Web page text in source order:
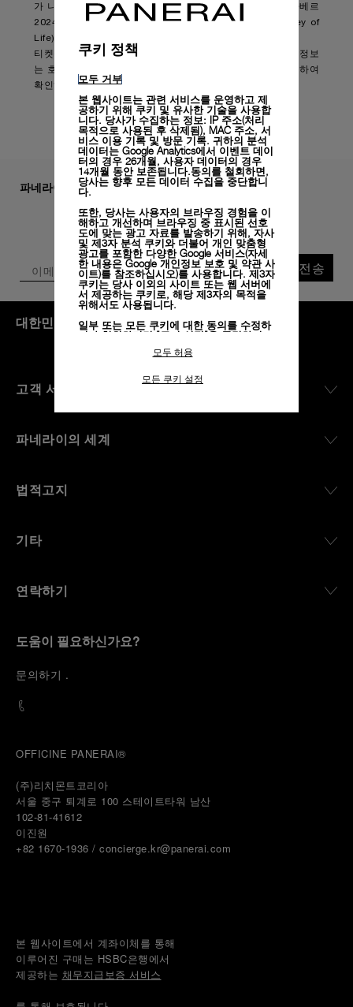
가 니콜로 로즈마리니(Nicolò Rosmarini)가 기획한 호모 파베르
2024는 다양한 예술적 표현을 통해 ‘삶의 여정(The Journey of
Life)’이라는 주제를 경험할 수 있도록 여러분을 초대합니다.
티켓을 지금 구매하실 수 있습니다. 티켓 구매에 관한 자세한 정보
는 호모 파베르 공식 웹사이트
를 방문하여
확인하세요.
파네라이 뉴스레터 구독하기
전송
대한민국 KRW ₩) - KO
고객 서비스
파네라이의 세계
법적고지
기타
연락하기
도움이 필요하신가요?
문의하기 .
OFFICINE PANERAI®
(주)리치몬트코리아
서울 중구 퇴계로 100 스테이트타워 남산
102-81-41612
이진원
+82 1670-1936 / concierge.kr@panerai.com
본 웹사이트에서 계좌이체를 통해
이루어진 구매는 HSBC은행에서
제공하는 채무지급보증 서비스
쿠키 정책
모두 거부
본 웹사이트는 관련 서비스를 운영하고 제
공하기 위해 쿠키 및 유사한 기술을 사용합
니다. 당사가 수집하는 정보: IP 주소(처리
목적으로 사용된 후 삭제됨), MAC 주소, 서
비스 이용 기록 및 방문 기록. 귀하의 분석
데이터는 Google Analytics에서 이벤트 데이
터의 경우 26개월, 사용자 데이터의 경우
14개월 동안 보존됩니다.동의를 철회하면,
당사는 향후 모든 데이터 수집을 중단합니
다.
또한, 당사는 사용자의 브라우징 경험을 이
해하고 개선하며 브라우징 중 표시된 선호
도에 맞는 광고 자료를 발송하기 위해, 자사
및 제3자 분석 쿠키와 더불어 개인 맞춤형
광고를 포함한 다양한 Google 서비스(자세
한 내용은 Google 개인정보 보호 및 약관 사
이트)를 참조하십시오)를 사용합니다. 제3자
쿠키는 당사 이외의 사이트 또는 웹 서버에
서 제공하는 쿠키로, 해당 제3자의 목적을
위해서도 사용됩니다.
일부 또는 모든 쿠키에 대한 동의를 수정하
거나 철회하려면 "쿠키 설정"을 클릭하거
수집하는 정보" 섹션을 참조하여 자세히 알
모든 쿠키의 사용에 동의하시려면 "모두 허
모두 허용
모든 쿠키 설정